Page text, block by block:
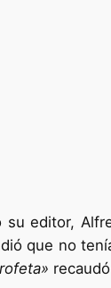
su editor,
que no